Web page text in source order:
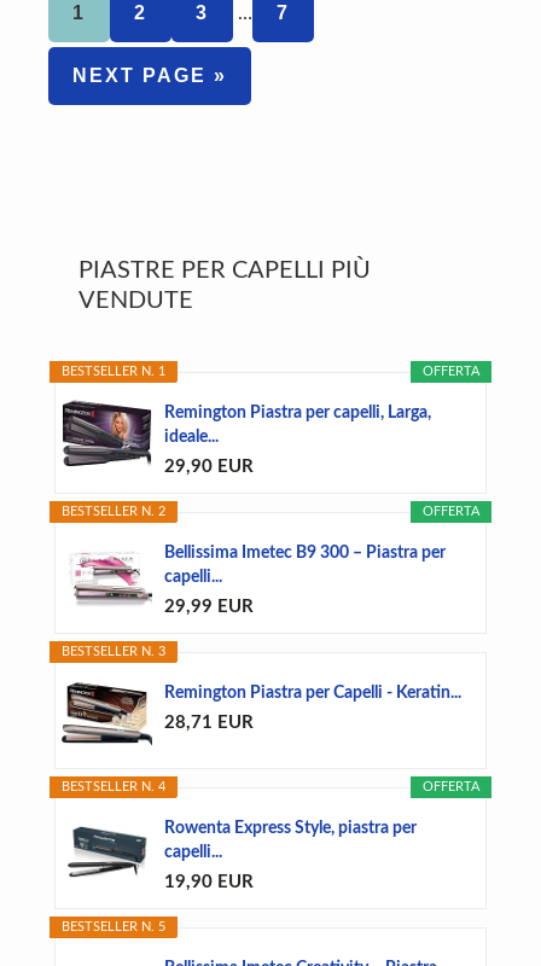
PAGE
1 PAGE
2 PAGE
3
omitted
… PAGE
7
GO
NEXT PAGE »
Primary
Sidebar
PIASTRE PER CAPELLI PIÙ
VENDUTE
OFFERTA
BESTSELLER N. 1
Remington Piastra per capelli, Larga,
ideale...
29,90 EUR
OFFERTA
BESTSELLER N. 2
Bellissima Imetec B9 300 – Piastra per
capelli...
29,99 EUR
BESTSELLER N. 3
Remington Piastra per Capelli - Keratin...
28,71 EUR
OFFERTA
BESTSELLER N. 4
Rowenta Express Style, piastra per
capelli...
19,90 EUR
BESTSELLER N. 5